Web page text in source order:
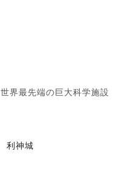
世界最先端の巨大科学施設
利神城